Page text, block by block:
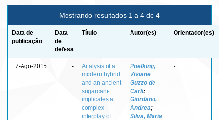
Mostrando resultados 1 a 4 de 4
Data de
publicação
Data
de
defesa
Título Autor(es) Orientador(es)
7-Ago-2015 -
Analysis of a
modern hybrid
and an ancient
sugarcane
implicates a
complex
interplay of
Poelking,
Viviane
Guzzo de
Carli;
Giordano,
Andrea;
Silva, Maria
-